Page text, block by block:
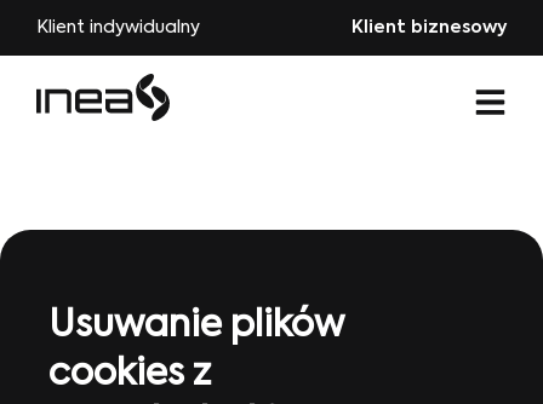
Klient indywidualny Klient biznesowy
Usuwanie plików
cookies z